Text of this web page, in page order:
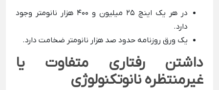
در هر یک اینچ 25 میلیون و 400 هزار نانومتر وجود
دارد.
یک ورق روزنامه حدود صد هزار نانومتر ضخامت دارد.
داشتن رفتاری متفاوت یا
غیرمنتظره نانوتکنولوژی